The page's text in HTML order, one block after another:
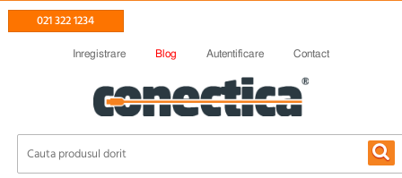
021 322 1234
Inregistrare Blog Autentificare Contact